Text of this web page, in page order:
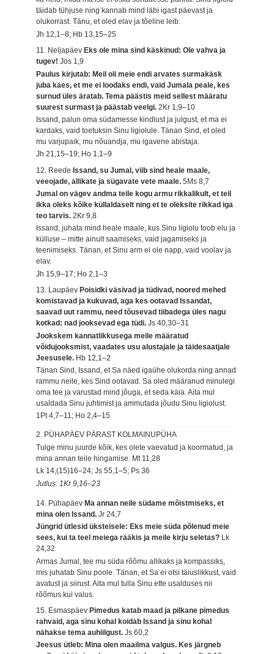
täidab tühjuse ning kannab mind läbi igast päevast ja
olukorrast. Tänu, et oled elav ja tõeline leib.
Jh 12,1–8; Hb 13,15–25
11. Neljapäev Eks ole mina sind käskinud: Ole vahva ja
tugev!Jos 1,9
Paulus kirjutab: Meil oli meie endi arvates surmakäsk
juba käes, et me ei loodaks endi, vaid Jumala peale, kes
surnud üles äratab. Tema päästis meid sellest määratu
suurest surmast ja päästab veelgi.2Kr 1,9–10
Issand, palun oma südamesse kindlust ja julgust, et ma ei
kardaks, vaid toetuksin Sinu ligiolule. Tänan Sind, et oled
mu varjupaik, mu nõuandja, mu igavene abistaja.
Jh 21,15–19; Ho 1,1–9
12. ReedeIssand, su Jumal, viib sind heale maale,
veeojade, allikate ja sügavate vete maale.5Ms 8,7
Jumal on vägev andma teile kogu armu rikkalikult, et teil
ikka oleks kõike küllaldaselt ning et te oleksite rikkad iga
teo tarvis.2Kr 9,8
Issand, juhata mind heale maale, kus Sinu ligiolu toob elu ja
külluse – mitte ainult saamiseks, vaid jagamiseks ja
teenimiseks. Tänan, et Sinu arm ei ole napp, vaid voolav ja
elav.
Jh 15,9–17; Ho 2,1–3
13. Laupäev Poisidki väsivad ja tüdivad, noored mehed
komistavad ja kukuvad, aga kes ootavad Issandat,
saavad uut rammu, need tõusevad tiibadega üles nagu
kotkad: nad jooksevad ega tüdi.Js 40,30–31
Jookskem kannatlikkusega meile määratud
võidujooksmist, vaadates usu alustajale ja täidesaatjale
Jeesusele. Hb 12,1–2
Tänan Sind, Issand, et Sa näed igaühe olukorda ning annad
rammu neile, kes Sind ootavad. Sa oled määranud minulegi
oma tee ja varustad mind jõuga, et seda käia. Aita mul
usaldada Sinu juhtimist ja ammutada jõudu Sinu ligiolust.
1Pt 4,7–11; Ho 2,4–15
2. PÜHAPÄEV PÄRAST KOLMAINUPÜHA
Tulge minu juurde kõik, kes olete vaevatud ja koormatud, ja
mina annan teile hingamise. Mt 11,28
Lk 14,(15)16–24; Js 55,1–5; Ps 36
Jutlus: 1Kr 9,16–23
14. PühapäevMa annan neile südame mõistmiseks, et
mina olen Issand.Jr 24,7
Jüngrid ütlesid üksteisele: Eks meie süda põlenud meie
sees, kui ta teel meiega rääkis ja meile kirju seletas? Lk
24,32
Armas Jumal, tee mu süda rõõmu allikaks ja kompassiks,
mis juhatab Sinu poole. Tänan, et Sa ei otsi täiuslikkust, vaid
avatust ja siirust. Aita mul tulla Sinu ette usalduses nii
rõõmus kui valus.
15. Esmaspäev Pimedus katab maad ja pilkane pimedus
rahvaid, aga sinu kohal koidab Issand ja sinu kohal
nähakse tema auhiilgust.Js 60,2
Jeesus ütleb: Mina olen maailma valgus. Kes järgneb